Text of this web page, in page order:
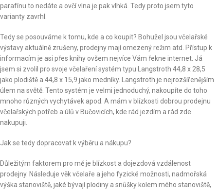
parafínu to nedáte a ovčí vlna je pak vlhká. Tedy proto jsem tyto
varianty zavrhl.
Tedy se posouváme k tomu, kde a co koupit? Bohužel jsou včelařské
výstavy aktuálně zrušeny, prodejny mají omezený režim atd. Přístup k
informacím je asi přes knihy ovšem nejvíce Vám řekne internet. Já
jsem si zvolil pro svoje včelaření systém typu Langstroth 44,8 x 28,5
jako plodiště a 44,8 x 15,9 jako medníky. Langstroth je nejrozšířenějším
úlem na světě. Tento systém je velmi jednoduchý, nakoupíte do toho
mnoho různých vychytávek apod. A mám v blízkosti dobrou prodejnu
včelařských potřeb a úlů v Bučovicích, kde rád jezdím a rád zde
nakupuji.
Jak se tedy dopracovat k výběru a nákupu?
Důležitým faktorem pro mě je blízkost a dojezdová vzdálenost
prodejny. Následuje věk včelaře a jeho fyzické možnosti, nadmořská
výška stanoviště, jaké bývají plodiny a snůšky kolem mého stanoviště,